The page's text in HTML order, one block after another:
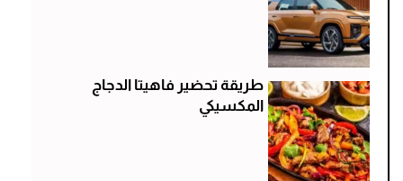
طريقة تحضير فاهيتا الدجاج
المكسيكي